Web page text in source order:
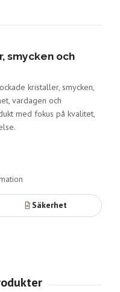
smycken och
kristaller, smycken,
vardagen och
med fokus på kvalitet,
Säkerhet